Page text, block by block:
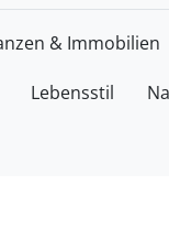
& Immobilien
Lebensstil